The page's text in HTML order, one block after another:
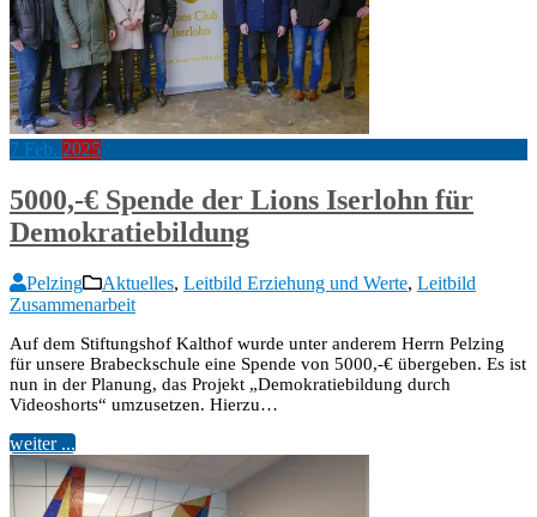
7 Feb. 2025
5000,-€ Spende der Lions Iserlohn für
Demokratiebildung
Pelzing Aktuelles, Leitbild Erziehung und Werte, Leitbild
Zusammenarbeit
Auf dem Stiftungshof Kalthof wurde unter anderem Herrn Pelzing
für unsere Brabeckschule eine Spende von 5000,-€ übergeben. Es ist
nun in der Planung, das Projekt „Demokratiebildung durch
Videoshorts“ umzusetzen. Hierzu…
weiter ...